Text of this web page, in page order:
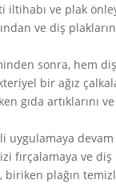
iltihabı ve plak
ve diş
sonra, hem
bir ağız
gıda artıklarını
uygulamaya
fırçalamaya ve
biriken plağın